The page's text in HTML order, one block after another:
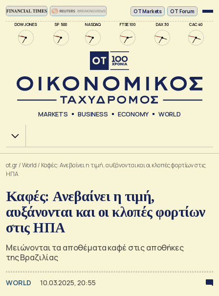
DOW JONES SP 500 NASDAQ FTSE 100 DAX 30 CAC 40
ΟΤ Markets OT Forum
MARKETS BUSINESS ECONOMY WORLD
Χ.Α.
ot.gr/World / Καφές: Ανεβαίνει η τιμή, αυξάνονται και οι κλοπές φορτίων στις
ΗΠΑ
Καφές: Ανεβαίνει η τιμή,
αυξάνονται και οι κλοπές φορτίων
στις ΗΠΑ
Μειώνονται τα αποθέματα καφέ στις αποθήκες
της Βραζιλίας
WORLD 10.03.2025, 20:55